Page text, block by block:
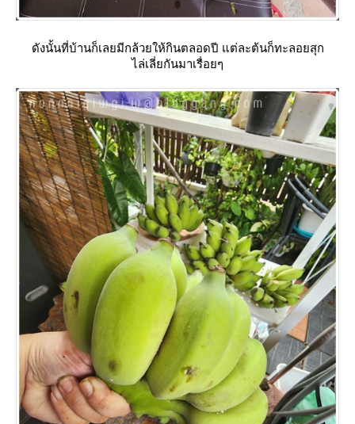
ดังนั้นที่บ้านก็เลยมีกล้วยให้กินตลอดปี แต่ละต้นก็ทะลอยสุก
ไล่เลี่ยกันมาเรื่อยๆ